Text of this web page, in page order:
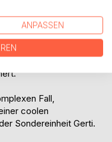
Büros so gut wie nie
der sich als
Fall,
coolen
Sondereinheit Gerti.
ANPASSEN